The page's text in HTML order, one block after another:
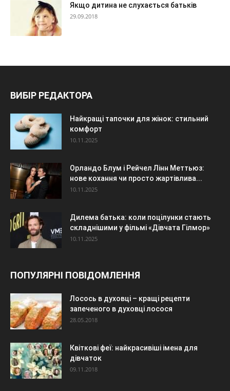
Якщо дитина не слухається батьків
29.09.2018
ВИБІР РЕДАКТОРА
Найкращі тапочки для жінок: стильний
комфорт
10.11.2025
Орландо Блум і Рейчел Лінн Меттьюз:
нове кохання чи просто жартівлива...
10.11.2025
Дилема батька: коли поцілунки стають
складнішими у фільмі «Дівчата Гілмор»
10.11.2025
ПОПУЛЯРНІ ПОВІДОМЛЕННЯ
Лосось в духовці – кращі рецепти
запеченого в духовці лосося
28.05.2018
Квіткові феї: найкрасивіші імена для
дівчаток
09.11.2018